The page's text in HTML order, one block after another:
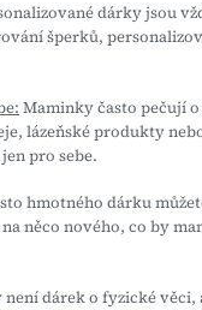
dárky jsou
šperků,
Maminky často pečují
lázeňské produkty
pro sebe.
hmotného dárku
něco nového, co by
není dárek o fyzické věci,